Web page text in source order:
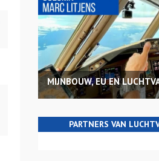
MIJNBOUW, EU EN
PARTNERS VAN